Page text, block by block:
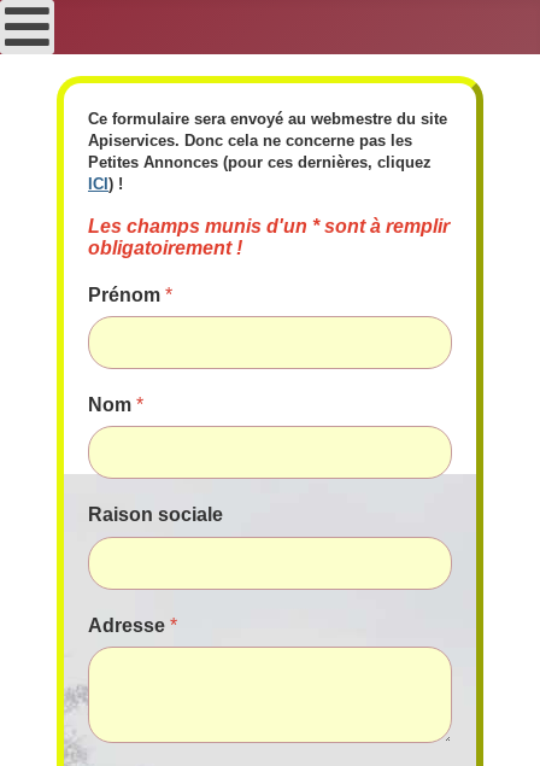
Ce formulaire sera envoyé au webmestre du site
Apiservices. Donc cela ne concerne pas les
Petites Annonces (pour ces dernières, cliquez
ICI ) !
Les champs munis d'un * sont à remplir
obligatoirement !
Prénom *
Nom *
Raison sociale
Adresse *